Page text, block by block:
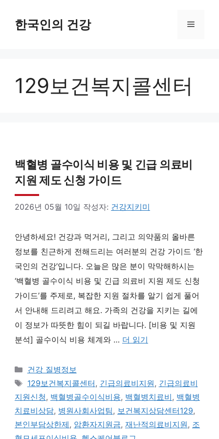
한국인의 건강 메
129보건복지콜센터
백혈병 골수이식 비용 및 긴급 의료비
지원 제도 신청 가이드
2026년 05월 10일 작성자: 건강지키미
안녕하세요! 건강과 먹거리, 그리고 의약품의 올바른
정보를 친근하게 전해드리는 여러분의 건강 가이드 ‘한
국인의 건강’입니다. 오늘은 많은 분이 막막해하시는
‘백혈병 골수이식 비용 및 긴급 의료비 지원 제도 신청
가이드’를 주제로, 복잡한 지원 절차를 알기 쉽게 풀어
서 안내해 드리려고 해요. 가족의 건강을 지키는 길에
이 정보가 따뜻한 힘이 되길 바랍니다. [비용 및 지원
분석] 골수이식 비용 체계와 … 더 읽기
카
테
고
리
건강 질병정보
태
그
129보건복지콜센터, 긴급의료비지원, 긴급의료비
지원신청, 백혈병골수이식비용, 백혈병치료비, 백혈병
치료비상담, 병원사회사업팀, 보건복지상담센터129,
본인부담상한제, 암환자지원금, 재난적의료비지원, 조